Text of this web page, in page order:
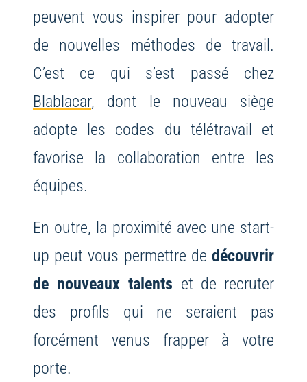
peuvent vous inspirer pour adopter
de nouvelles méthodes de travail.
C’est ce qui s’est passé chez
Blablacar, dont le nouveau siège
adopte les codes du télétravail et
favorise la collaboration entre les
équipes.
En outre, la proximité avec une start-
up peut vous permettre dedécouvrir
de nouveaux talents et de recruter
des profils qui ne seraient pas
forcément venus frapper à votre
porte.